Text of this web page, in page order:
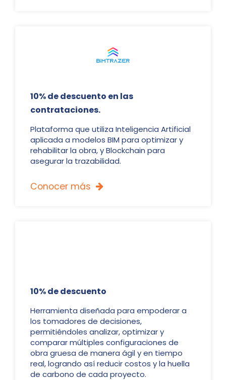
10% de descuento en las
contrataciones.
Plataforma que utiliza Inteligencia Artificial
aplicada a modelos BIM para optimizar y
rehabilitar la obra, y Blockchain para
asegurar la trazabilidad.
Conocer más 
10% de descuento
Herramienta diseñada para empoderar a
los tomadores de decisiones,
permitiéndoles analizar, optimizar y
comparar múltiples configuraciones de
obra gruesa de manera ágil y en tiempo
real, logrando así reducir costos y la huella
de carbono de cada proyecto.